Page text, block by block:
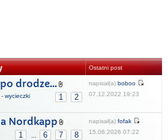
Ostatni post
drodze...
1 2
wycieczki
napisał(a) boboo
07.12.2022 19:23
Nordkapp
1 6 7 8
napisał(a) fofak
15.06.2026 07:22